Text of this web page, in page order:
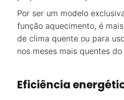
Por ser um modelo
função aquecimento, é
de clima quente ou para
nos meses mais quentes do
Eficiência